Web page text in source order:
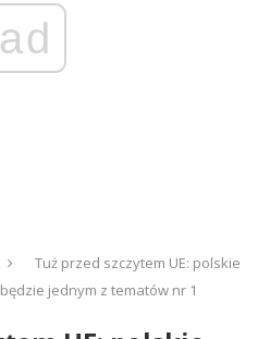
ad
Tuż przed szczytem UE: polskie
jednym z tematów nr 1